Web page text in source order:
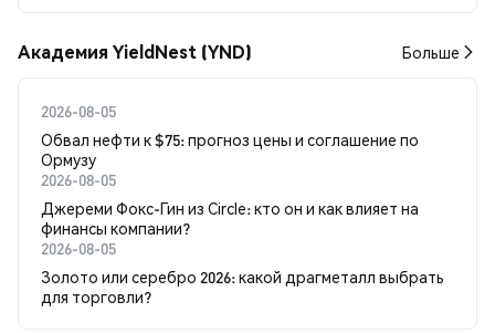
Академия YieldNest (YND) Больше
2026-08-05
Обвал нефти к $75: прогноз цены и соглашение по
Ормузу
2026-08-05
Джереми Фокс-Гин из Circle: кто он и как влияет на
финансы компании?
2026-08-05
Золото или серебро 2026: какой драгметалл выбрать
для торговли?